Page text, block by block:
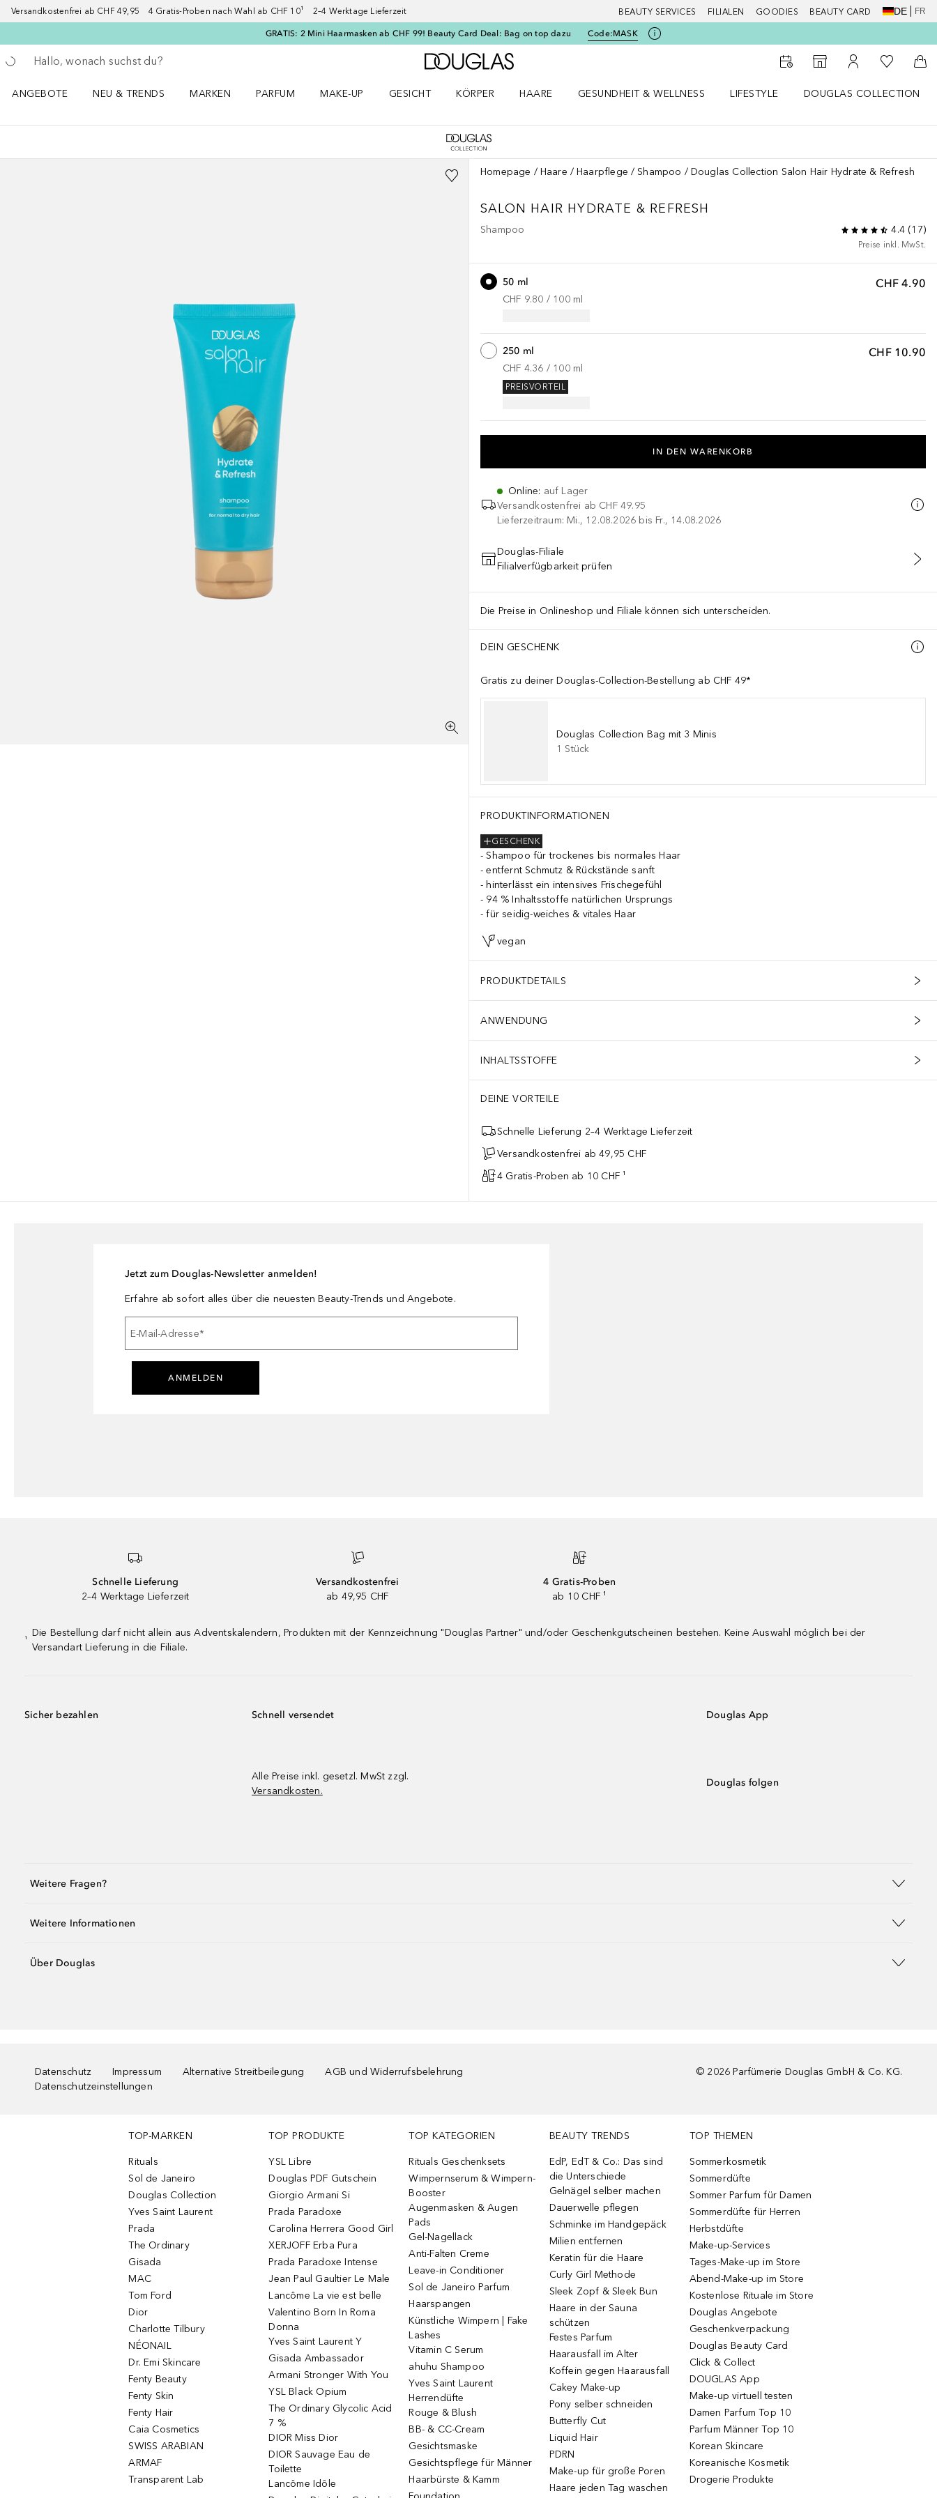
Versandkostenfrei ab CHF 49,95 4 Gratis-Proben nach Wahl ab CHF 10¹ 2–4 Werktage Lieferzeit BEAUTY SERVICES FILIALEN GOODIES BEAUTY CARD DE FR
GRATIS: 2 Mini Haarmasken ab CHF 99! Beauty Card Deal: Bag on top dazu Code:MASK
Gehe zurück
Suche ausführen
Zur Douglas Startseite
Zum Storefinder
Zu Meinem
Zu Meiner
ANGEBOTE
NEU & TRENDS
MARKEN
PARFUM
MAKE-UP
GESICHT
KÖRPER
HAARE
GESUNDHEIT & WELLNESS
LIFESTYLE
DOUGLAS COLLECTION
Homepage Haare Haarpflege Shampoo Douglas Collection Salon Hair Hydrate & Refresh
SALON HAIR HYDRATE & REFRESH
Shampoo 4.4(17)
Preise inkl. MwSt.
CHF 4.90
50 ml
CHF 9.80 / 100 ml
CHF 10.90
250 ml
CHF 4.36 / 100 ml
PREISVORTEIL
IN DEN WARENKORB
Online: auf Lager
Versandkostenfrei ab CHF 49.95
Lieferzeitraum: Mi., 12.08.2026 bis Fr., 14.08.2026
Douglas-Filiale
Filialverfügbarkeit prüfen
Die Preise in Onlineshop und Filiale können sich unterscheiden.
DEIN GESCHENK
Gratis zu deiner Douglas-Collection-Bestellung ab CHF 49*
Douglas Collection Bag mit 3 Minis
1 Stück
PRODUKTINFORMATIONEN
GESCHENK
Shampoo für trockenes bis normales Haar
entfernt Schmutz & Rückstände sanft
hinterlässt ein intensives Frischegefühl
94 % Inhaltsstoffe natürlichen Ursprungs
für seidig-weiches & vitales Haar
vegan
PRODUKTDETAILS
ANWENDUNG
INHALTSSTOFFE
DEINE VORTEILE
Schnelle Lieferung 2–4 Werktage Lieferzeit
Versandkostenfrei ab 49,95 CHF
4 Gratis-Proben ab 10 CHF ¹
Jetzt zum Douglas-Newsletter anmelden!
Erfahre ab sofort alles über die neuesten Beauty-Trends und Angebote.
E-Mail-Adresse*
ANMELDEN
Schnelle Lieferung
2–4 Werktage Lieferzeit
Versandkostenfrei
ab 49,95 CHF
4 Gratis-Proben
ab 10 CHF ¹
¹
Die Bestellung darf nicht allein aus Adventskalendern, Produkten mit der Kennzeichnung "Douglas Partner" und/oder Geschenkgutscheinen bestehen. Keine Auswahl möglich bei der
Versandart Lieferung in die Filiale.
Sicher bezahlen Schnell versendet
Alle Preise inkl. gesetzl. MwSt zzgl.
Versandkosten.
Douglas App
Douglas folgen
Weitere Fragen?
Weitere Informationen
Über Douglas
Datenschutz Impressum Alternative Streitbeilegung
AGB und Widerrufsbelehrung
Datenschutzeinstellungen
© 2026 Parfümerie Douglas GmbH & Co. KG.
TOP-MARKEN
Rituals
Sol de Janeiro
Douglas Collection
Yves Saint Laurent
Prada
The Ordinary
Gisada
MAC
Tom Ford
Dior
Charlotte Tilbury
NÉONAIL
Dr. Emi Skincare
Fenty Beauty
Fenty Skin
Fenty Hair
Caia Cosmetics
SWISS ARABIAN
ARMAF
Transparent Lab
TOP PRODUKTE
YSL Libre
Douglas PDF Gutschein
Giorgio Armani Si
Prada Paradoxe
Carolina Herrera Good Girl
XERJOFF Erba Pura
Prada Paradoxe Intense
Jean Paul Gaultier Le Male
Lancôme La vie est belle
Valentino Born In Roma
Donna
Yves Saint Laurent Y
Gisada Ambassador
Armani Stronger With You
YSL Black Opium
The Ordinary Glycolic Acid
7 %
DIOR Miss Dior
DIOR Sauvage Eau de
Toilette
Lancôme Idôle
TOP KATEGORIEN
Rituals Geschenksets
Wimpernserum & Wimpern-
Booster
Augenmasken & Augen
Pads
Gel-Nagellack
Anti-Falten Creme
Leave-in Conditioner
Sol de Janeiro Parfum
Haarspangen
Künstliche Wimpern | Fake
Lashes
Vitamin C Serum
ahuhu Shampoo
Yves Saint Laurent
Herrendüfte
Rouge & Blush
BB- & CC-Cream
Gesichtsmaske
Gesichtspflege für Männer
Haarbürste & Kamm
BEAUTY TRENDS
EdP, EdT & Co.: Das sind
die Unterschiede
Gelnägel selber machen
Dauerwelle pflegen
Schminke im Handgepäck
Milien entfernen
Keratin für die Haare
Curly Girl Methode
Sleek Zopf & Sleek Bun
Haare in der Sauna
schützen
Festes Parfum
Haarausfall im Alter
Koffein gegen Haarausfall
Cakey Make-up
Pony selber schneiden
Butterfly Cut
Liquid Hair
PDRN
Make-up für große Poren
Haare jeden Tag waschen
TOP THEMEN
Sommerkosmetik
Sommerdüfte
Sommer Parfum für Damen
Sommerdüfte für Herren
Herbstdüfte
Make-up-Services
Tages-Make-up im Store
Abend-Make-up im Store
Kostenlose Rituale im Store
Douglas Angebote
Geschenkverpackung
Douglas Beauty Card
Click & Collect
DOUGLAS App
Make-up virtuell testen
Damen Parfum Top 10
Parfum Männer Top 10
Korean Skincare
Koreanische Kosmetik
Drogerie Produkte